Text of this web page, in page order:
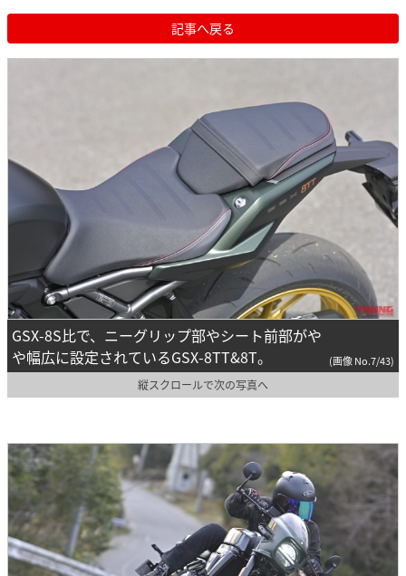
記事へ戻る
GSX-8S比で、ニーグリップ部やシート前部がや
や幅広に設定されているGSX-8TT&8T。
(画像 No.7/43)
縦スクロールで次の写真へ